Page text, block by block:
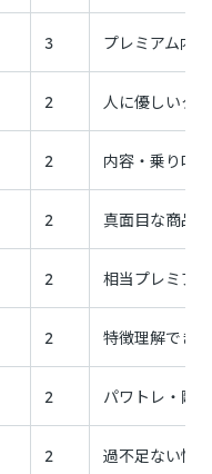
3 プレミアム内
2 人に優しいク
2 内容・乗り味
2 真面目な商品
2 相当プレミア
2 特徴理解でき
2 パワトレ・剛
2 過不足ない性